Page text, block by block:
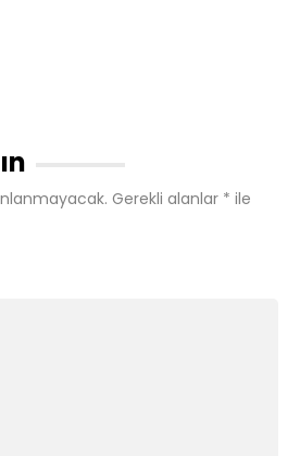
Gerekli alanlar * ile